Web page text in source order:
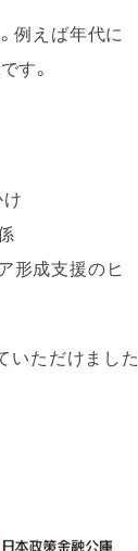
例えば年代に
す。
形成支援のヒ
いただけました